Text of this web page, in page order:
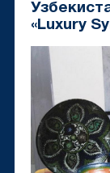
«Luxury